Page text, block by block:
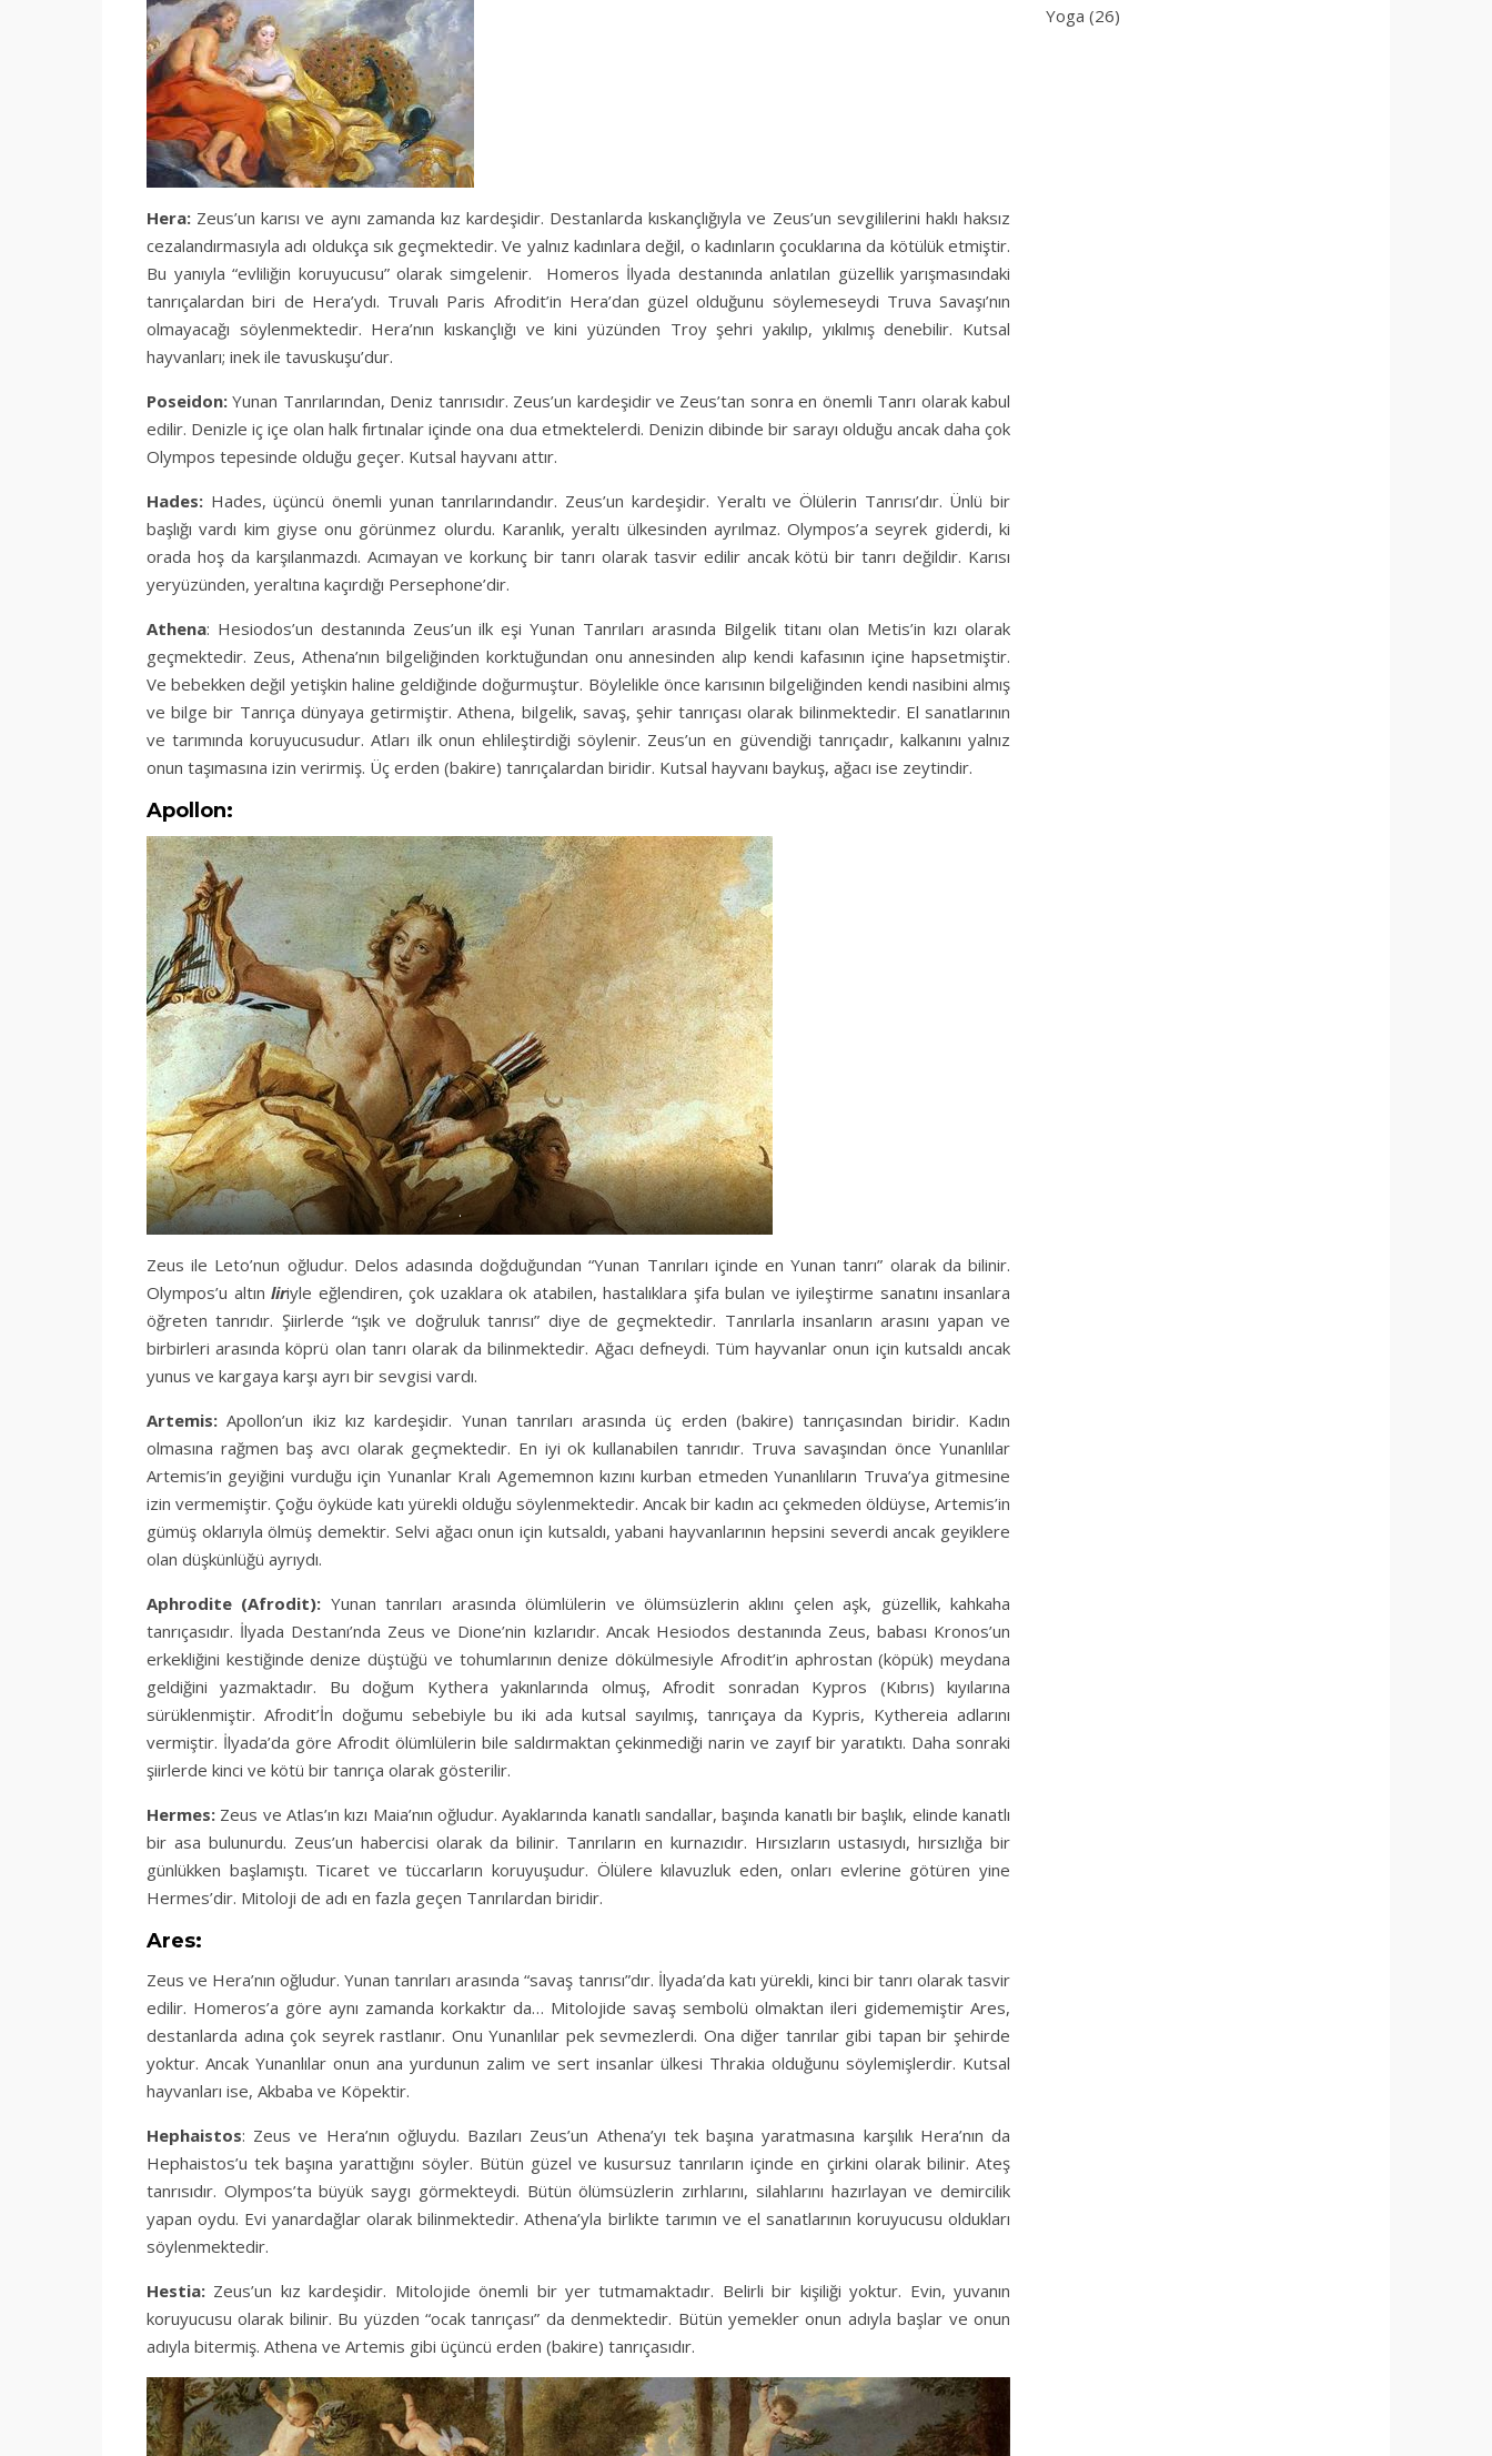
Hera: Zeus’un karısı ve aynı zamanda kız kardeşidir. Destanlarda kıskançlığıyla ve Zeus’un sevgililerini haklı haksız
cezalandırmasıyla adı oldukça sık geçmektedir. Ve yalnız kadınlara değil, o kadınların çocuklarına da kötülük etmiştir.
Bu yanıyla “evliliğin koruyucusu” olarak simgelenir. Homeros İlyada destanında anlatılan güzellik yarışmasındaki
tanrıçalardan biri de Hera’ydı. Truvalı Paris Afrodit’in Hera’dan güzel olduğunu söylemeseydi Truva Savaşı’nın
olmayacağı söylenmektedir. Hera’nın kıskançlığı ve kini yüzünden Troy şehri yakılıp, yıkılmış denebilir. Kutsal
hayvanları; inek ile tavuskuşu’dur.
Poseidon: Yunan Tanrılarından, Deniz tanrısıdır. Zeus’un kardeşidir ve Zeus’tan sonra en önemli Tanrı olarak kabul
edilir. Denizle iç içe olan halk fırtınalar içinde ona dua etmektelerdi. Denizin dibinde bir sarayı olduğu ancak daha çok
Olympos tepesinde olduğu geçer. Kutsal hayvanı attır.
Hades: Hades, üçüncü önemli yunan tanrılarındandır. Zeus’un kardeşidir. Yeraltı ve Ölülerin Tanrısı’dır. Ünlü bir
başlığı vardı kim giyse onu görünmez olurdu. Karanlık, yeraltı ülkesinden ayrılmaz. Olympos’a seyrek giderdi, ki
orada hoş da karşılanmazdı. Acımayan ve korkunç bir tanrı olarak tasvir edilir ancak kötü bir tanrı değildir. Karısı
yeryüzünden, yeraltına kaçırdığı Persephone’dir.
Athena: Hesiodos’un destanında Zeus’un ilk eşi Yunan Tanrıları arasında Bilgelik titanı olan Metis’in kızı olarak
geçmektedir. Zeus, Athena’nın bilgeliğinden korktuğundan onu annesinden alıp kendi kafasının içine hapsetmiştir.
Ve bebekken değil yetişkin haline geldiğinde doğurmuştur. Böylelikle önce karısının bilgeliğinden kendi nasibini almış
ve bilge bir Tanrıça dünyaya getirmiştir. Athena, bilgelik, savaş, şehir tanrıçası olarak bilinmektedir. El sanatlarının
ve tarımında koruyucusudur. Atları ilk onun ehlileştirdiği söylenir. Zeus’un en güvendiği tanrıçadır, kalkanını yalnız
onun taşımasına izin verirmiş. Üç erden (bakire) tanrıçalardan biridir. Kutsal hayvanı baykuş, ağacı ise zeytindir.
Apollon:
.
Zeus ile Leto’nun oğludur. Delos adasında doğduğundan “Yunan Tanrıları içinde en Yunan tanrı” olarak da bilinir.
Olympos’u altın liriyle eğlendiren, çok uzaklara ok atabilen, hastalıklara şifa bulan ve iyileştirme sanatını insanlara
öğreten tanrıdır. Şiirlerde “ışık ve doğruluk tanrısı” diye de geçmektedir. Tanrılarla insanların arasını yapan ve
birbirleri arasında köprü olan tanrı olarak da bilinmektedir. Ağacı defneydi. Tüm hayvanlar onun için kutsaldı ancak
yunus ve kargaya karşı ayrı bir sevgisi vardı.
Artemis: Apollon’un ikiz kız kardeşidir. Yunan tanrıları arasında üç erden (bakire) tanrıçasından biridir. Kadın
olmasına rağmen baş avcı olarak geçmektedir. En iyi ok kullanabilen tanrıdır. Truva savaşından önce Yunanlılar
Artemis’in geyiğini vurduğu için Yunanlar Kralı Agememnon kızını kurban etmeden Yunanlıların Truva’ya gitmesine
izin vermemiştir. Çoğu öyküde katı yürekli olduğu söylenmektedir. Ancak bir kadın acı çekmeden öldüyse, Artemis’in
gümüş oklarıyla ölmüş demektir. Selvi ağacı onun için kutsaldı, yabani hayvanlarının hepsini severdi ancak geyiklere
olan düşkünlüğü ayrıydı.
Aphrodite (Afrodit): Yunan tanrıları arasında ölümlülerin ve ölümsüzlerin aklını çelen aşk, güzellik, kahkaha
tanrıçasıdır. İlyada Destanı’nda Zeus ve Dione’nin kızlarıdır. Ancak Hesiodos destanında Zeus, babası Kronos’un
erkekliğini kestiğinde denize düştüğü ve tohumlarının denize dökülmesiyle Afrodit’in aphrostan (köpük) meydana
geldiğini yazmaktadır. Bu doğum Kythera yakınlarında olmuş, Afrodit sonradan Kypros (Kıbrıs) kıyılarına
sürüklenmiştir. Afrodit’İn doğumu sebebiyle bu iki ada kutsal sayılmış, tanrıçaya da Kypris, Kythereia adlarını
vermiştir. İlyada’da göre Afrodit ölümlülerin bile saldırmaktan çekinmediği narin ve zayıf bir yaratıktı. Daha sonraki
şiirlerde kinci ve kötü bir tanrıça olarak gösterilir.
Hermes: Zeus ve Atlas’ın kızı Maia’nın oğludur. Ayaklarında kanatlı sandallar, başında kanatlı bir başlık, elinde kanatlı
bir asa bulunurdu. Zeus’un habercisi olarak da bilinir. Tanrıların en kurnazıdır. Hırsızların ustasıydı, hırsızlığa bir
günlükken başlamıştı. Ticaret ve tüccarların koruyuşudur. Ölülere kılavuzluk eden, onları evlerine götüren yine
Hermes’dir. Mitoloji de adı en fazla geçen Tanrılardan biridir.
Ares:
Zeus ve Hera’nın oğludur. Yunan tanrıları arasında “savaş tanrısı”dır. İlyada’da katı yürekli, kinci bir tanrı olarak tasvir
edilir. Homeros’a göre aynı zamanda korkaktır da… Mitolojide savaş sembolü olmaktan ileri gidememiştir Ares,
destanlarda adına çok seyrek rastlanır. Onu Yunanlılar pek sevmezlerdi. Ona diğer tanrılar gibi tapan bir şehirde
yoktur. Ancak Yunanlılar onun ana yurdunun zalim ve sert insanlar ülkesi Thrakia olduğunu söylemişlerdir. Kutsal
hayvanları ise, Akbaba ve Köpektir.
Hephaistos: Zeus ve Hera’nın oğluydu. Bazıları Zeus’un Athena’yı tek başına yaratmasına karşılık Hera’nın da
Hephaistos’u tek başına yarattığını söyler. Bütün güzel ve kusursuz tanrıların içinde en çirkini olarak bilinir. Ateş
tanrısıdır. Olympos’ta büyük saygı görmekteydi. Bütün ölümsüzlerin zırhlarını, silahlarını hazırlayan ve demircilik
yapan oydu. Evi yanardağlar olarak bilinmektedir. Athena’yla birlikte tarımın ve el sanatlarının koruyucusu oldukları
söylenmektedir.
Hestia: Zeus’un kız kardeşidir. Mitolojide önemli bir yer tutmamaktadır. Belirli bir kişiliği yoktur. Evin, yuvanın
koruyucusu olarak bilinir. Bu yüzden “ocak tanrıçası” da denmektedir. Bütün yemekler onun adıyla başlar ve onun
adıyla bitermiş. Athena ve Artemis gibi üçüncü erden (bakire) tanrıçasıdır.
Yoga (26)